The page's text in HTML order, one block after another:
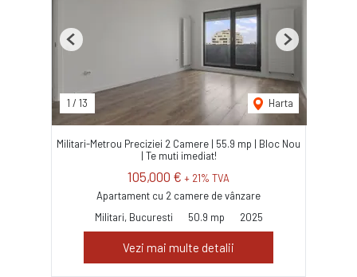
1 / 13 Harta
Previous Next
Militari-Metrou Preciziei 2 Camere | 55.9 mp | Bloc Nou
| Te muti imediat!
105,000 € + 21% TVA
Apartament cu 2 camere de vânzare
Militari, Bucuresti
50.9 mp 2025
Vezi mai multe detalii